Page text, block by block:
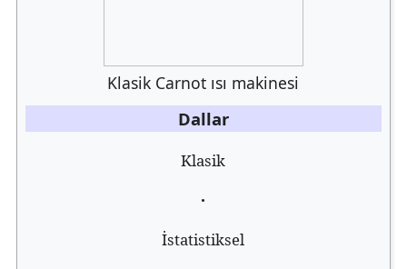
Klasik Carnot ısı makinesi
Dallar
Klasik
İstatistiksel